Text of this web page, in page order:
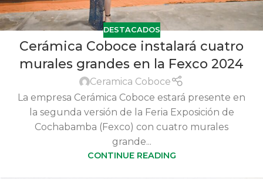
DESTACADOS
Cerámica Coboce instalará cuatro
murales grandes en la Fexco 2024
Ceramica Coboce
La empresa Cerámica Coboce estará presente en
la segunda versión de la Feria Exposición de
Cochabamba (Fexco) con cuatro murales
grande...
CONTINUE READING